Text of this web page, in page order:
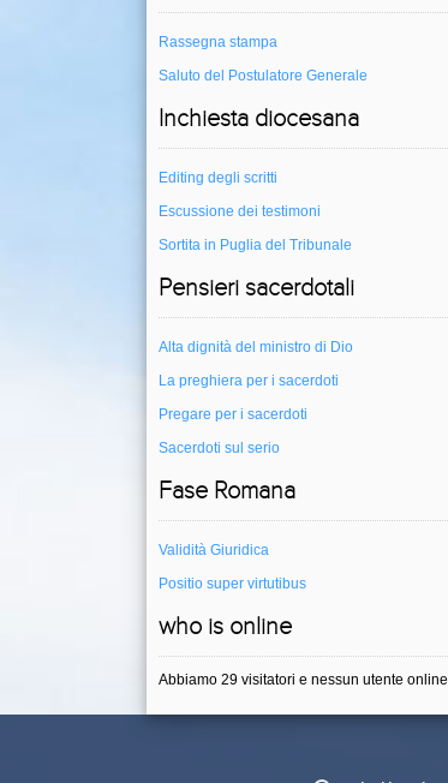
Rassegna stampa
Saluto del Postulatore Generale
Inchiesta diocesana
Editing degli scritti
Escussione dei testimoni
Sortita in Puglia del Tribunale
Pensieri sacerdotali
Alta dignità del ministro di Dio
La preghiera per i sacerdoti
Pregare per i sacerdoti
Sacerdoti sul serio
Fase Romana
Validità Giuridica
Positio super virtutibus
who is online
Abbiamo 29 visitatori e nessun utente online